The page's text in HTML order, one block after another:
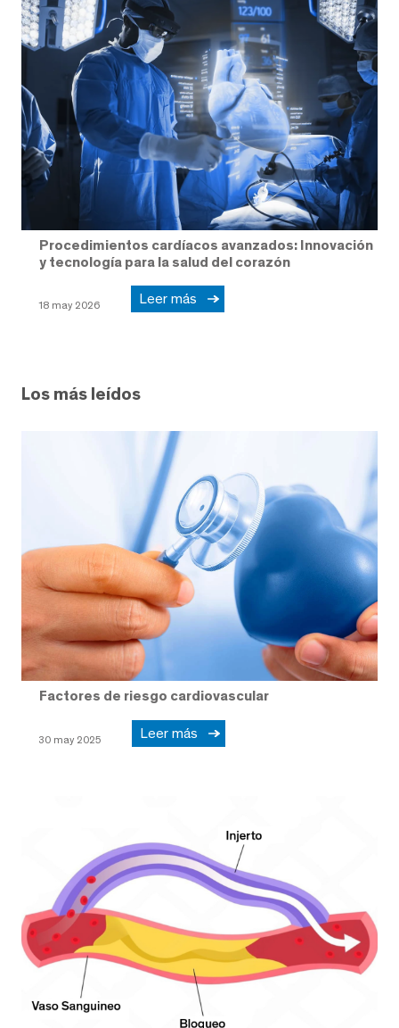
Procedimientos cardíacos avanzados: Innovación
y tecnología para la salud del corazón
18 may 2026 Leer más
Los más leídos
Factores de riesgo cardiovascular
30 may 2025 Leer más